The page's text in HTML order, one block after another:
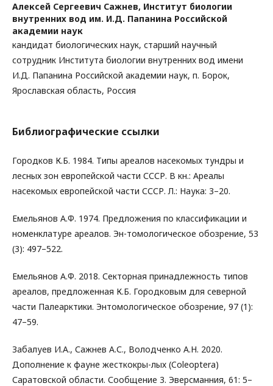
Алексей Сергеевич Сажнев, Институт биологии
внутренних вод им. И.Д. Папанина Российской
академии наук
кандидат биологических наук, старший научный
сотрудник Института биологии внутренних вод имени
И.Д. Папанина Российской академии наук, п. Борок,
Ярославская область, Россия
Библиографические ссылки
Городков К.Б. 1984. Типы ареалов насекомых тундры и
лесных зон европейской части СССР. В кн.: Ареалы
насекомых европейской части СССР. Л.: Наука: 3–20.
Емельянов А.Ф. 1974. Предложения по классификации и
номенклатуре ареалов. Эн-томологическое обозрение, 53
(3): 497–522.
Емельянов А.Ф. 2018. Секторная принадлежность типов
ареалов, предложенная К.Б. Городковым для северной
части Палеарктики. Энтомологическое обозрение, 97 (1):
47–59.
Забалуев И.А., Сажнев А.С., Володченко А.Н. 2020.
Дополнение к фауне жесткокры-лых (Coleoptera)
Саратовской области. Сообщение 3. Эверсманния, 61: 5–